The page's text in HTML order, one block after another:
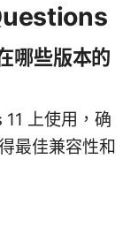
哪些版本的
上使用，确
最佳兼容性和